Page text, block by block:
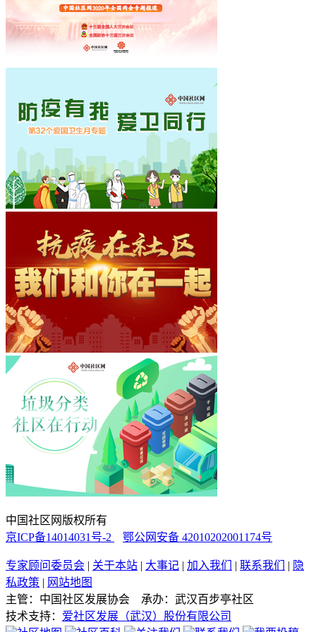
中国社区网版权所有
京ICP备14014031号-2
鄂公网安备 42010202001174号
专家顾问委员会 | 关于本站 | 大事记 | 加入我们 | 联系我们 | 隐
私政策 | 网站地图
主管：中国社区发展协会 承办：武汉百步亭社区
技术支持： 爱社区发展（武汉）股份有限公司